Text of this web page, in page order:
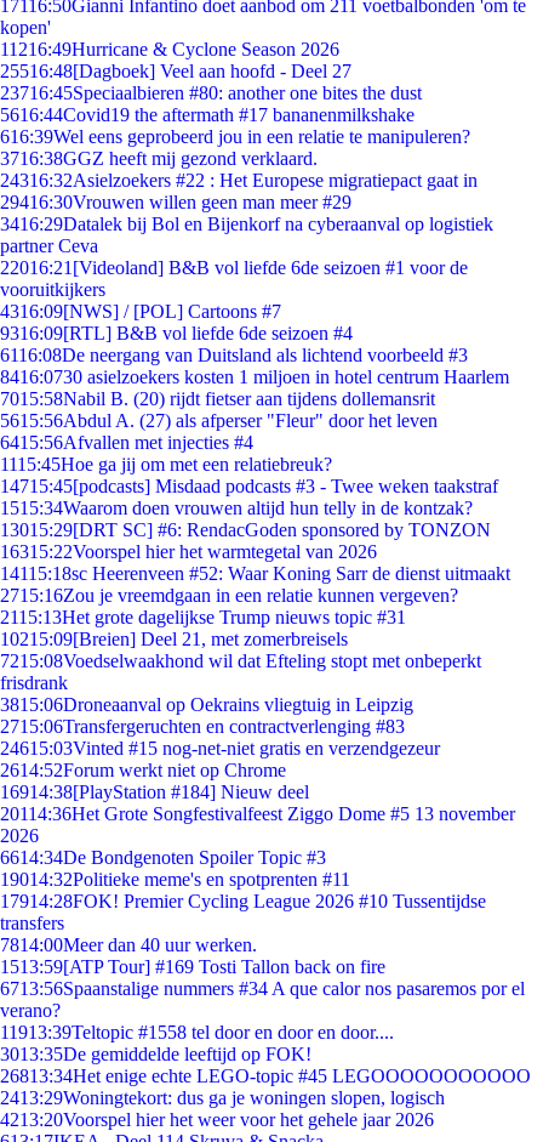
17116:50Gianni Infantino doet aanbod om 211 voetbalbonden 'om te
kopen'
11216:49Hurricane & Cyclone Season 2026
25516:48[Dagboek] Veel aan hoofd - Deel 27
23716:45Speciaalbieren #80: another one bites the dust
5616:44Covid19 the aftermath #17 bananenmilkshake
616:39Wel eens geprobeerd jou in een relatie te manipuleren?
3716:38GGZ heeft mij gezond verklaard.
24316:32Asielzoekers #22 : Het Europese migratiepact gaat in
29416:30Vrouwen willen geen man meer #29
3416:29Datalek bij Bol en Bijenkorf na cyberaanval op logistiek
partner Ceva
22016:21 [Videoland] B&B vol liefde 6de seizoen #1 voor de
vooruitkijkers
4316:09[NWS] / [POL] Cartoons #7
9316:09[RTL] B&B vol liefde 6de seizoen #4
6116:08De neergang van Duitsland als lichtend voorbeeld #3
8416:0730 asielzoekers kosten 1 miljoen in hotel centrum Haarlem
7015:58Nabil B. (20) rijdt fietser aan tijdens dollemansrit
5615:56Abdul A. (27) als afperser "Fleur" door het leven
6415:56Afvallen met injecties #4
1115:45Hoe ga jij om met een relatiebreuk?
14715:45[podcasts] Misdaad podcasts #3 - Twee weken taakstraf
1515:34Waarom doen vrouwen altijd hun telly in de kontzak?
13015:29[DRT SC] #6: RendacGoden sponsored by TONZON
16315:22Voorspel hier het warmtegetal van 2026
14115:18sc Heerenveen #52: Waar Koning Sarr de dienst uitmaakt
2715:16Zou je vreemdgaan in een relatie kunnen vergeven?
2115:13Het grote dagelijkse Trump nieuws topic #31
10215:09[Breien] Deel 21, met zomerbreisels
7215:08Voedselwaakhond wil dat Efteling stopt met onbeperkt
frisdrank
3815:06Droneaanval op Oekrains vliegtuig in Leipzig
2715:06Transfergeruchten en contractverlenging #83
24615:03Vinted #15 nog-net-niet gratis en verzendgezeur
2614:52Forum werkt niet op Chrome
16914:38[PlayStation #184] Nieuw deel
20114:36Het Grote Songfestivalfeest Ziggo Dome #5 13 november
2026
6614:34De Bondgenoten Spoiler Topic #3
19014:32Politieke meme's en spotprenten #11
17914:28FOK! Premier Cycling League 2026 #10 Tussentijdse
transfers
7814:00Meer dan 40 uur werken.
1513:59[ATP Tour] #169 Tosti Tallon back on fire
6713:56Spaanstalige nummers #34 A que calor nos pasaremos por el
verano?
11913:39Teltopic #1558 tel door en door en door....
3013:35De gemiddelde leeftijd op FOK!
26813:34Het enige echte LEGO-topic #45 LEGOOOOOOOOOOO
2413:29Woningtekort: dus ga je woningen slopen, logisch
4213:20Voorspel hier het weer voor het gehele jaar 2026